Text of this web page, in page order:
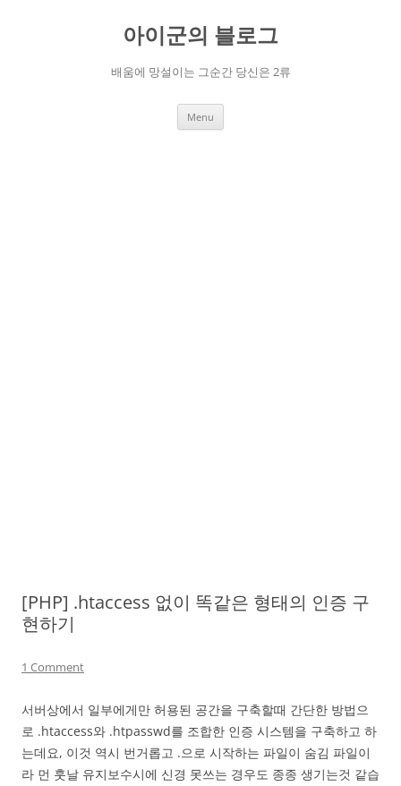
아이군의 블로그
배움에 망설이는 그순간 당신은 2류
Menu
[PHP] .htaccess 없이 똑같은 형태의 인증 구
현하기
1 Comment
서버상에서 일부에게만 허용된 공간을 구축할때 간단한 방법으
로 .htaccess와 .htpasswd를 조합한 인증 시스템을 구축하고 하
는데요, 이것 역시 번거롭고 .으로 시작하는 파일이 숨김 파일이
라 먼 훗날 유지보수시에 신경 못쓰는 경우도 종종 생기는것 같습